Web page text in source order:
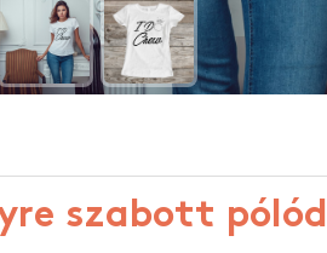
szabott pólód